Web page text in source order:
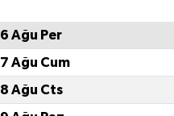
6 Ağu Per
7 Ağu Cum
8 Ağu Cts